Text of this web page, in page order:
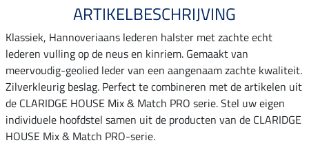
ARTIKELBESCHRIJVING
Klassiek, Hannoveriaans lederen halster met zachte echt
lederen vulling op de neus en kinriem. Gemaakt van
meervoudig-geolied leder van een aangenaam zachte kwaliteit.
Zilverkleurig beslag. Perfect te combineren met de artikelen uit
de CLARIDGE HOUSE Mix & Match PRO serie. Stel uw eigen
individuele hoofdstel samen uit de producten van de CLARIDGE
HOUSE Mix & Match PRO-serie.